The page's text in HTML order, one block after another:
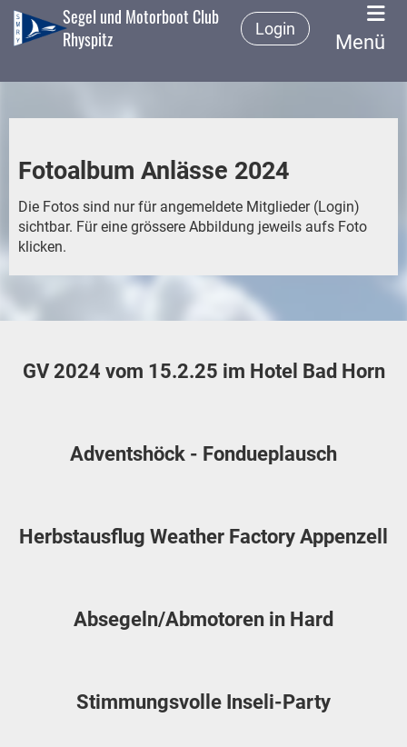
Segel und Motorboot Club
Rhyspitz
Login
Menü
Fotoalbum Anlässe 2024
Die Fotos sind nur für angemeldete Mitglieder (Login)
sichtbar. Für eine grössere Abbildung jeweils aufs Foto
klicken.
GV 2024 vom 15.2.25 im Hotel Bad Horn
Adventshöck - Fondueplausch
Herbstausflug Weather Factory Appenzell
Absegeln/Abmotoren in Hard
Stimmungsvolle Inseli-Party